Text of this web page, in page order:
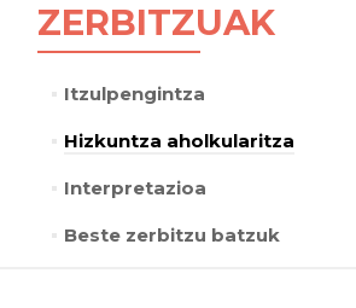
ZERBITZUAK
Itzulpengintza
Hizkuntza aholkularitza
Interpretazioa
Beste zerbitzu batzuk